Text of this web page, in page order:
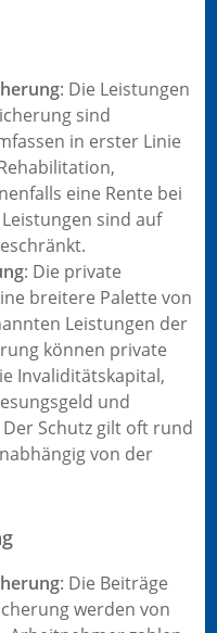
: Die Leistungen
sind
in erster Linie
eine Rente bei
sind auf
: Die private
breitere Palette von
Leistungen der
können private
Invaliditätskapital,
und
Schutz gilt oft rund
von der
: Die Beiträge
werden von